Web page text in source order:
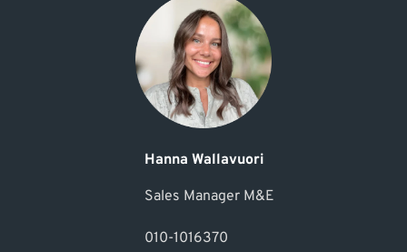
Hanna Wallavuori
Sales Manager M&E
010-1016370